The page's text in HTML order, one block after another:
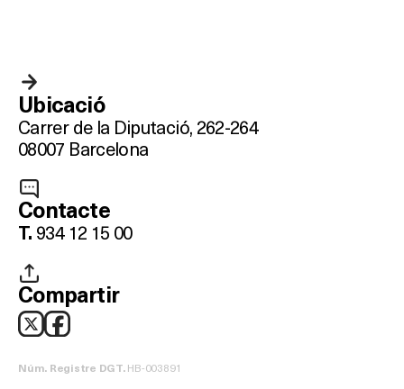
Ubicació
Carrer de la Diputació, 262-264
08007 Barcelona
Contacte
T. 934 12 15 00
Compartir
Núm. Registre DGT. HB-003891